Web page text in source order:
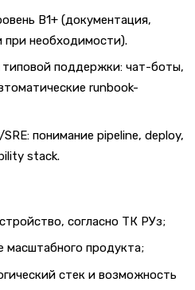
B1+ (документация,
необходимости).
поддержки: чат-боты,
runbook-
понимание pipeline, deploy,
stack.
согласно ТК РУз;
масштабного продукта;
стек и возможность